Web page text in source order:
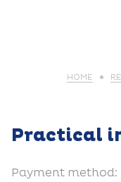
HOME
Practical
Payment method: